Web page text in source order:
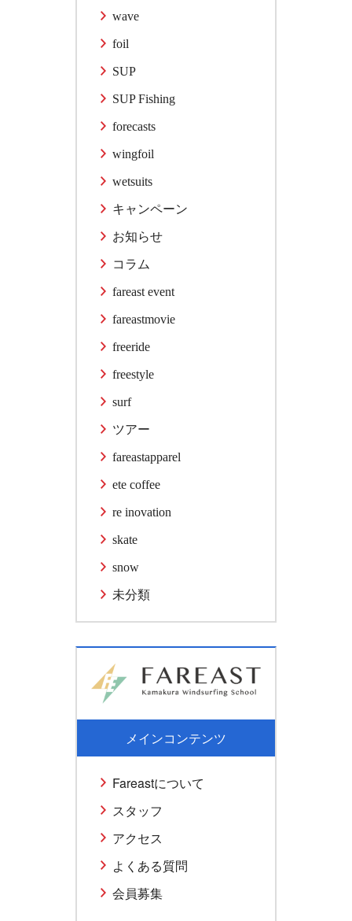
wave
foil
SUP
SUP Fishing
forecasts
wingfoil
wetsuits
キャンペーン
お知らせ
コラム
fareast event
fareastmovie
freeride
freestyle
surf
ツアー
fareastapparel
ete coffee
re inovation
skate
snow
未分類
メインコンテンツ
Fareastについて
スタッフ
アクセス
よくある質問
会員募集